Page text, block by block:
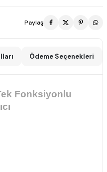
Paylaş
Ödeme Seçenekleri
Fonksiyonlu